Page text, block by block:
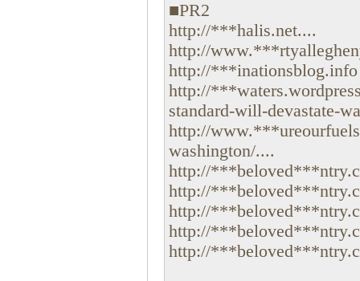
■PR2
http://***halis.net....
http://
http://***inationsblog.info
http://
standard-will-devastate-
http://
washington/....
http://
http://
http://
http://
http://